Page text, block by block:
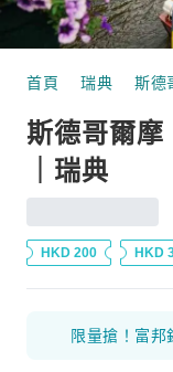
首頁 瑞典 斯德
斯德哥爾
｜瑞典
HKD 200 HKD